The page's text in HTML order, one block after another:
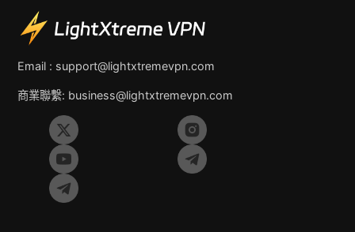
Email : support@lightxtremevpn.com
商業聯繫: business@lightxtremevpn.com